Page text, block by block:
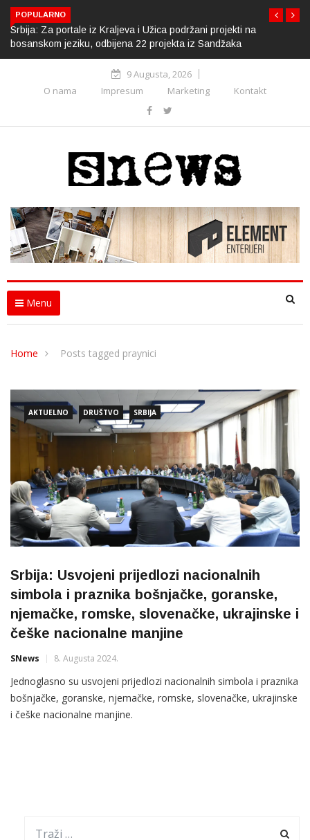
POPULARNO
Srbija: Za portale iz Kraljeva i Užica podržani projekti na
bosanskom jeziku, odbijena 22 projekta iz Sandžaka
9 Augusta, 2026
O nama
Impresum Marketing Kontakt
Menu
Home Posts tagged praynici
AKTUELNO DRUŠTVO SRBIJA
Srbija: Usvojeni prijedlozi nacionalnih
simbola i praznika bošnjačke, goranske,
njemačke, romske, slovenačke, ukrajinske i
češke nacionalne manjine
SNews 8. Augusta 2024.
Jednoglasno su usvojeni prijedlozi nacionalnih simbola i praznika
bošnjačke, goranske, njemačke, romske, slovenačke, ukrajinske
i češke nacionalne manjine.